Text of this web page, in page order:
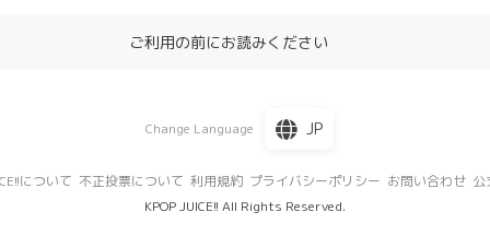
ご利用の前にお読みください
Change Language JP
について 不正投票について 利用規約 プライバシーポリシー お問い合わせ
KPOP JUICE!! All Rights Reserved.